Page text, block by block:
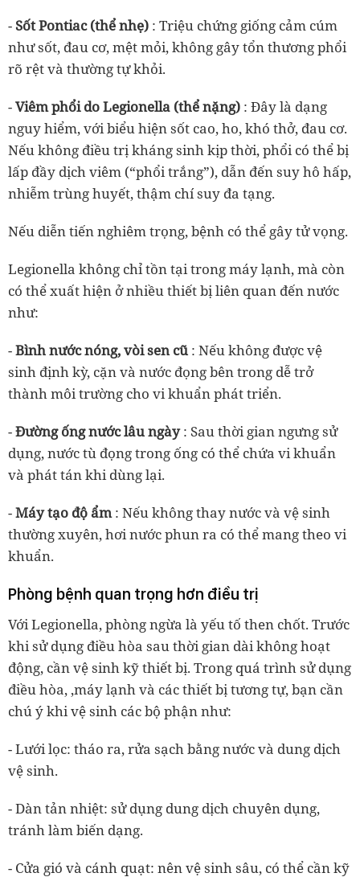
- Sốt Pontiac (thể nhẹ) : Triệu chứng giống cảm cúm
như sốt, đau cơ, mệt mỏi, không gây tổn thương phổi
rõ rệt và thường tự khỏi.
-Viêm phổi do Legionella (thể nặng) : Đây là dạng
nguy hiểm, với biểu hiện sốt cao, ho, khó thở, đau cơ.
Nếu không điều trị kháng sinh kịp thời, phổi có thể bị
lấp đầy dịch viêm (“phổi trắng”), dẫn đến suy hô hấp,
nhiễm trùng huyết, thậm chí suy đa tạng.
Nếu diễn tiến nghiêm trọng, bệnh có thể gây tử vọng.
Legionella không chỉ tồn tại trong máy lạnh, mà còn
có thể xuất hiện ở nhiều thiết bị liên quan đến nước
như:
-Bình nước nóng, vòi sen cũ : Nếu không được vệ
sinh định kỳ, cặn và nước đọng bên trong dễ trở
thành môi trường cho vi khuẩn phát triển.
-Đường ống nước lâu ngày: Sau thời gian ngưng sử
dụng, nước tù đọng trong ống có thể chứa vi khuẩn
và phát tán khi dùng lại.
-Máy tạo độ ẩm: Nếu không thay nước và vệ sinh
thường xuyên, hơi nước phun ra có thể mang theo vi
khuẩn.
Phòng bệnh quan trọng hơn điều trị
Với Legionella, phòng ngừa là yếu tố then chốt. Trước
khi sử dụng điều hòa sau thời gian dài không hoạt
động, cần vệ sinh kỹ thiết bị. Trong quá trình sử dụng
điều hòa, ,máy lạnh và các thiết bị tương tự, bạn cần
chú ý khi vệ sinh các bộ phận như:
- Lưới lọc: tháo ra, rửa sạch bằng nước và dung dịch
vệ sinh.
- Dàn tản nhiệt: sử dụng dung dịch chuyên dụng,
tránh làm biến dạng.
- Cửa gió và cánh quạt: nên vệ sinh sâu, có thể cần kỹ